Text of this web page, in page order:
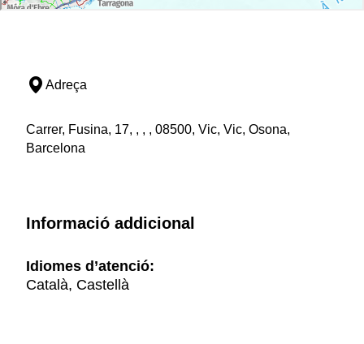
Adreça
Carrer, Fusina, 17, , , , 08500, Vic, Vic, Osona,
Barcelona
Informació addicional
Idiomes d’atenció:
Català, Castellà